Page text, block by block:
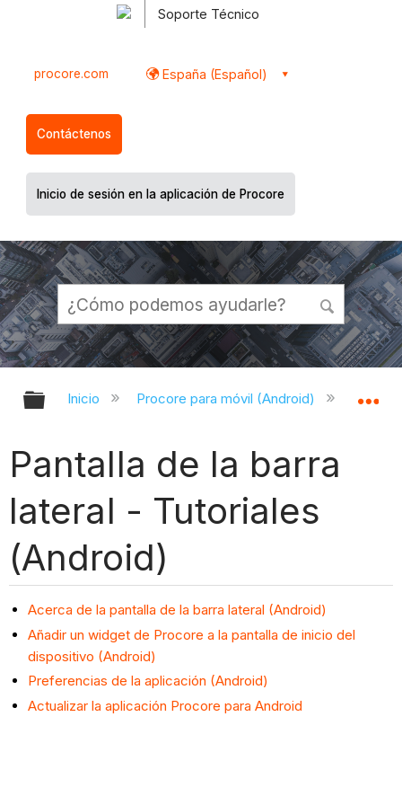
Soporte Técnico
procore.com España (Español)
Contáctenos
Inicio de sesión en la aplicación de Procore
Expandir/contraer jerarquía global
Inicio Procore para móvil (Android)
Pantalla de la barra
lateral - Tutoriales
(Android)
Acerca de la pantalla de la barra lateral (Android)
Añadir un widget de Procore a la pantalla de inicio del
dispositivo (Android)
Preferencias de la aplicación (Android)
Actualizar la aplicación Procore para Android